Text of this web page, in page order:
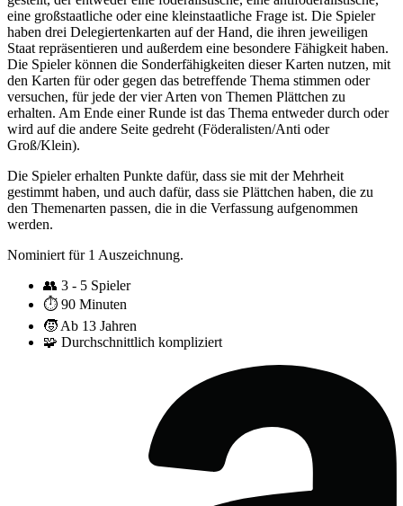
eine großstaatliche oder eine kleinstaatliche Frage ist. Die Spieler
haben drei Delegiertenkarten auf der Hand, die ihren jeweiligen
Staat repräsentieren und außerdem eine besondere Fähigkeit haben.
Die Spieler können die Sonderfähigkeiten dieser Karten nutzen, mit
den Karten für oder gegen das betreffende Thema stimmen oder
versuchen, für jede der vier Arten von Themen Plättchen zu
erhalten. Am Ende einer Runde ist das Thema entweder durch oder
wird auf die andere Seite gedreht (Föderalisten/Anti oder
Groß/Klein).
Die Spieler erhalten Punkte dafür, dass sie mit der Mehrheit
gestimmt haben, und auch dafür, dass sie Plättchen haben, die zu
den Themenarten passen, die in die Verfassung aufgenommen
werden.
Nominiert für 1 Auszeichnung.
👥 3 - 5 Spieler
⏱️ 90 Minuten
🧒 Ab 13 Jahren
🧩 Durchschnittlich kompliziert